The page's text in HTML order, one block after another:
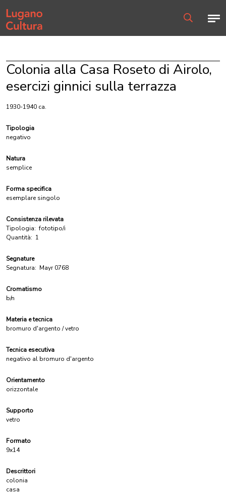
Home page
Colonia alla Casa Roseto di Airolo,
esercizi ginnici sulla terrazza
1930-1940 ca.
Tipologia
negativo
Natura
semplice
Forma specifica
esemplare singolo
Consistenza rilevata
Tipologia: fototipo/i
Quantità: 1
Segnature
Segnatura: Mayr 0768
Cromatismo
b/n
Materia e tecnica
bromuro d'argento / vetro
Tecnica esecutiva
negativo al bromuro d'argento
Orientamento
orizzontale
Supporto
vetro
Formato
9x14
Descrittori
colonia
casa